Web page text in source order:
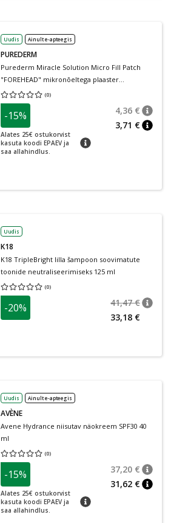
Uudis Ainult e-apteegis
PUREDERM
Purederm Miracle Solution Micro Fill Patch
"FOREHEAD" mikronõeltega plaaster
otsaesisele N1(0)
Keskmine hinnang 0.00
-15%
Alates 25€ ostukorvist
kasuta koodi EPAEV ja
saa allahindlus.
nõuanne
4,36 €
3,71 €
Uudis
K18
K18 TripleBright lilla šampoon soovimatute
toonide neutraliseerimiseks 125 ml
(0)
Keskmine hinnang 0.00
-20% 41,47 €
33,18 €
Uudis Ainult e-apteegis
AVÈNE
Avene Hydrance niisutav näokreem SPF30 40
ml
(0)
Keskmine hinnang 0.00
-15%
Alates 25€ ostukorvist
kasuta koodi EPAEV ja
saa allahindlus.
nõuanne
37,20 €
31,62 €